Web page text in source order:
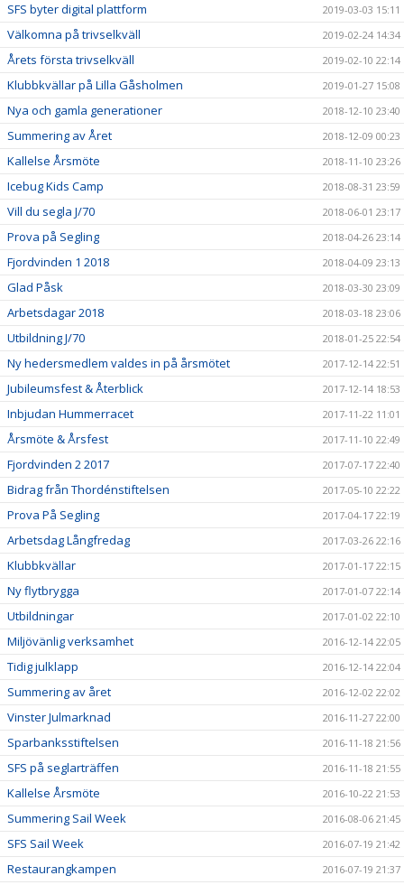
SFS byter digital plattform 2019-03-03 15:11
Välkomna på trivselkväll 2019-02-24 14:34
Årets första trivselkväll 2019-02-10 22:14
Klubbkvällar på Lilla Gåsholmen 2019-01-27 15:08
Nya och gamla generationer 2018-12-10 23:40
Summering av Året 2018-12-09 00:23
Kallelse Årsmöte 2018-11-10 23:26
Icebug Kids Camp 2018-08-31 23:59
Vill du segla J/70 2018-06-01 23:17
Prova på Segling 2018-04-26 23:14
Fjordvinden 1 2018 2018-04-09 23:13
Glad Påsk 2018-03-30 23:09
Arbetsdagar 2018 2018-03-18 23:06
Utbildning J/70 2018-01-25 22:54
Ny hedersmedlem valdes in på årsmötet 2017-12-14 22:51
Jubileumsfest & Återblick 2017-12-14 18:53
Inbjudan Hummerracet 2017-11-22 11:01
Årsmöte & Årsfest 2017-11-10 22:49
Fjordvinden 2 2017 2017-07-17 22:40
Bidrag från Thordénstiftelsen 2017-05-10 22:22
Prova På Segling 2017-04-17 22:19
Arbetsdag Långfredag 2017-03-26 22:16
Klubbkvällar 2017-01-17 22:15
Ny flytbrygga 2017-01-07 22:14
Utbildningar 2017-01-02 22:10
Miljövänlig verksamhet 2016-12-14 22:05
Tidig julklapp 2016-12-14 22:04
Summering av året 2016-12-02 22:02
Vinster Julmarknad 2016-11-27 22:00
Sparbanksstiftelsen 2016-11-18 21:56
SFS på seglarträffen 2016-11-18 21:55
Kallelse Årsmöte 2016-10-22 21:53
Summering Sail Week 2016-08-06 21:45
SFS Sail Week 2016-07-19 21:42
Restaurangkampen 2016-07-19 21:37